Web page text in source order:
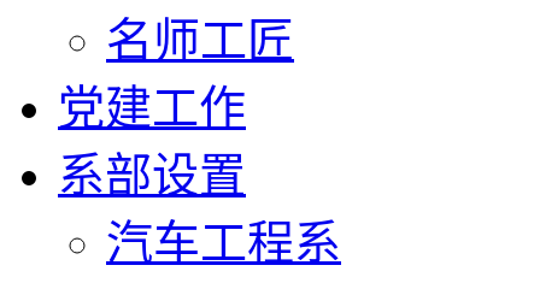
名师工匠
党建工作
系部设置
汽车工程系